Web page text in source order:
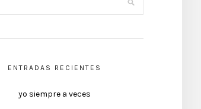
ENTRADAS RECIENTES
yo siempre a veces